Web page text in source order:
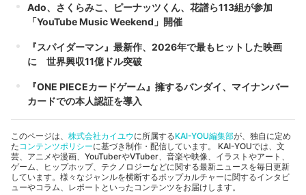
Ado、さくらみこ、ピーナッツくん、花譜ら113組が参加
「YouTube Music Weekend」開催
『スパイダーマン』最新作、2026年で最もヒットした映画
に 世界興収11億ドル突破
『ONE PIECEカードゲーム』擁するバンダイ、マイナンバー
カードでの本人認証を導入
このページは、 株式会社カイユウに所属するKAI-YOU編集部が、独自に定め
た コンテンツポリシーに基づき制作・配信しています。 KAI-YOUでは、文
芸、アニメや漫画、YouTuberやVTuber、音楽や映像、イラストやアート、
ゲーム、ヒップホップ、テクノロジーなどに関する最新ニュースを毎日更新
しています。様々なジャンルを横断するポップカルチャーに関するインタビ
ューやコラム、レポートといったコンテンツをお届けします。